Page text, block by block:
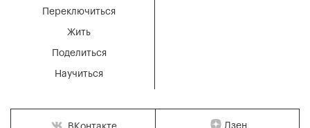
Переключиться
Жить
Поделиться
Научиться